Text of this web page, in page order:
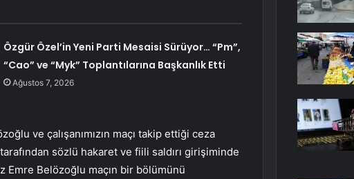
Özgür Özel’in Yeni Parti Mesaisi Sürüyor… “Pm”,
“Cao” ve “Myk” Toplantılarına Başkanlık Etti
Ağustos 7, 2026
ve çalışanımızın maçı takip ettiği ceza
sözlü hakaret ve fiili saldırı girişiminde
Belözoğlu maçın bir bölümünü